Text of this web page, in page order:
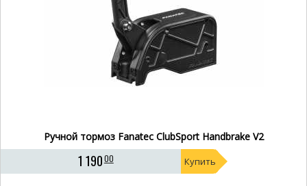
Ручной тормоз Fanatec ClubSport Handbrake V2
1 19000 Купить